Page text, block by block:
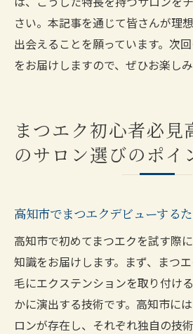
ン選びのコツ
高知市のまつエクで自分
サロン選び
高知市のサロンで新たな
めのヒント
まつエクで新たな魅力を
さい。本記事を通じて皆さんが理
出会えることを願っています。次
をお届けしますので、ぜひお楽しみ
まつエク初心者必見
のサロン選びのポイ
高知市でまつエクデビューする
高知市で初めてまつエクを試す際
知識をお届けします。まず、まつ
毛にエクステンションを取り付け
かに演出する技術です。高知市に
ロンが存在し、それぞれ独自の技